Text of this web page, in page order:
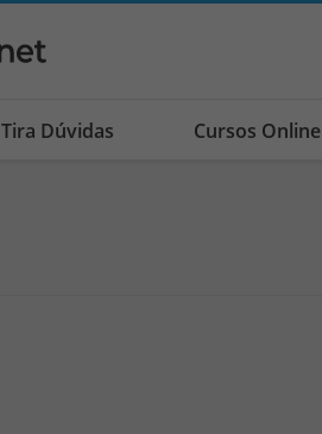
Tira Dúvidas Cursos Online